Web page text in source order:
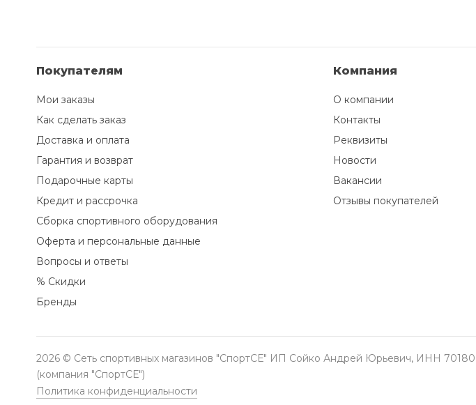
Покупателям
Мои заказы
Как сделать заказ
Доставка и оплата
Гарантия и возврат
Подарочные карты
Кредит и рассрочка
Сборка спортивного оборудования
Оферта и персональные данные
Вопросы и ответы
% Скидки
Бренды
Компания
О компании
Контакты
Реквизиты
Новости
Вакансии
Отзывы покупателей
2026 © Сеть спортивных магазинов "СпортСЕ" ИП Сойко Андрей Юрьевич, ИНН
(компания "СпортСЕ")
Политика конфиденциальности